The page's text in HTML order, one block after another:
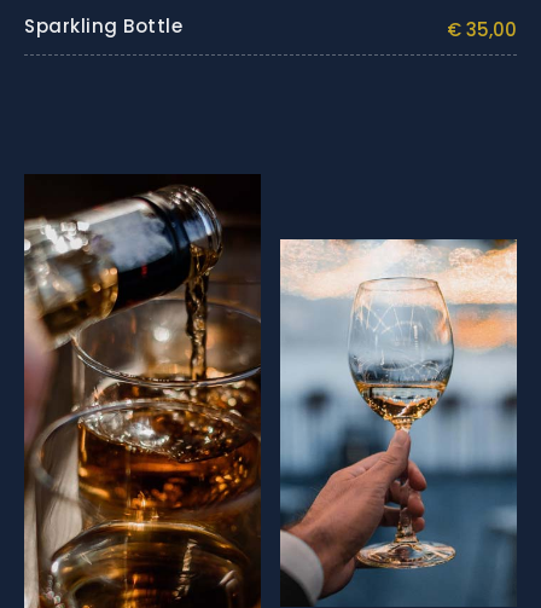
Sparkling Bottle € 35,00